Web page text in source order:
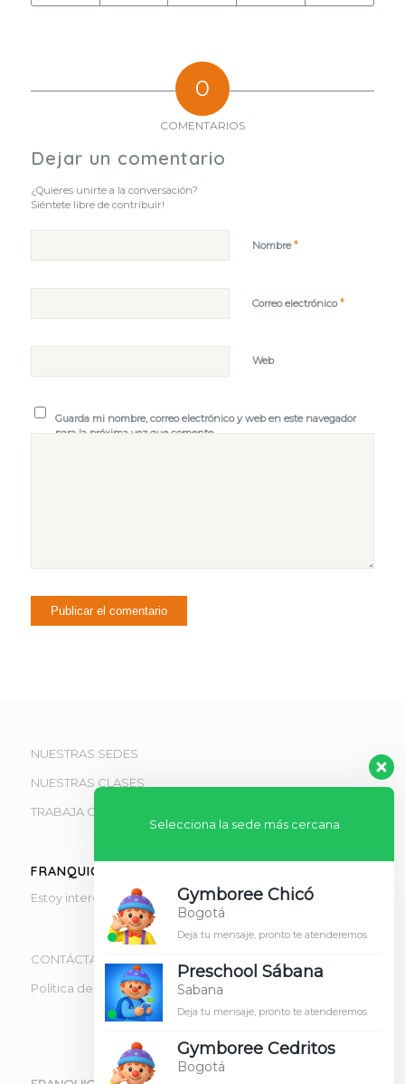
0
COMENTARIOS
Dejar un comentario
¿Quieres unirte a la conversación?
Siéntete libre de contribuir!
Nombre*
Correo electrónico*
Web
Guarda mi nombre, correo electrónico y web en este navegador
para la próxima vez que comente.
NUESTRAS SEDES
NUESTRAS CLASES
TRABAJA CON NOSOTROS
FRANQUICIAS
Estoy interesado en obtener información de franquicias
CONTÁCTANOS
Política de tratamiento de datos
Selecciona la sede más cercana
Gymboree Chicó
Bogotá
Deja tu mensaje, pronto te atenderemos
Preschool Sábana
Sabana
Deja tu mensaje, pronto te atenderemos
Gymboree Cedritos
Bogotá